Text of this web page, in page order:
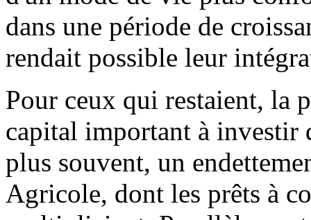
dans une période de
rendait possible leur
Pour ceux qui restaient, la
capital important à investir
plus souvent, un
Agricole, dont les prêts à